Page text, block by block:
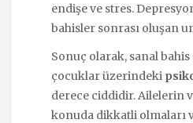
endişe ve stres.
bahisler sonrası oluşan
Sonuç olarak, sanal
çocuklar üzerindeki
derece ciddidir. Ailelerin
konuda dikkatli olmaları